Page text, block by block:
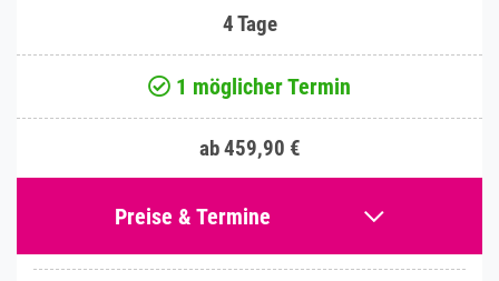
4 Tage
1 möglicher Termin
ab 459,90 €
Preise & Termine